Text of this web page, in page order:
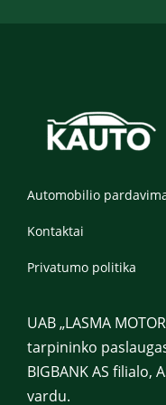
Automobilio
Kontaktai
Privatumo politika
UAB „LASMA
tarpininko
BIGBANK AS filialo,
vardu.